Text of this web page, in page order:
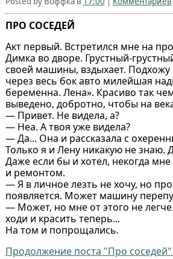
ПРО СОСЕДЕЙ
Акт первый. Встретился мне на
Димка во дворе. Грустный-
своей машины, вздыхает. Подхожу
через весь бок авто милейшая
беременна. Лена». Красиво так
выведено, добротно, чтобы на
— Привет. Не видела, а?
— Неа. А твоя уже видела?
— Да... Она и рассказала с
Только я и Лену никакую не знаю.
Даже если бы и хотел, некогда
и ремонтом.
— Я в личное лезть не хочу, но
появляется. Может машину
— Может, но мне от этого не
ходи и красить теперь...
На том и попрощались.
Продолжение поста "Про соседей"